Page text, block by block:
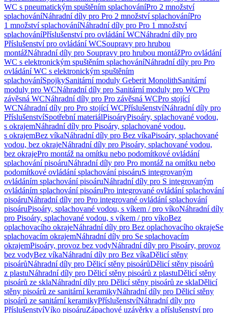
WC s pneumatickým spuštěním splachováníPro 2 množství
splachováníNáhradní díly pro Pro 2 množství splachováníPro
1 množství splachováníNáhradní díly pro Pro 1 množství
splachováníPříslušenství pro ovládání WCNáhradní díly pro
Příslušenství pro ovládání WCSoupravy pro hrubou
montážNáhradní díly pro Soupravy pro hrubou montážPro ovládání
WC s elektronickým spuštěním splachováníNáhradní díly pro Pro
ovládání WC s elektronickým spuštěním
splachováníSpojkySanitární moduly Geberit MonolithSanitární
moduly pro WCNáhradní díly pro Sanitární moduly pro WCPro
závěsná WCNáhradní díly pro Pro závěsná WCPro stojící
WCNáhradní díly pro Pro stojící WCPříslušenstvíNáhradní díly pro
PříslušenstvíSpotřební materiálPisoáryPisoáry, splachované vodou,
s okrajemNáhradní díly pro Pisoáry, splachované vodou,
s okrajemBez víkaNáhradní díly pro Bez víkaPisoáry, splachované
vodou, bez okrajeNáhradní díly pro Pisoáry, splachované vodou,
bez okrajePro montáž na omítku nebo podomítkové ovládání
splachování pisoáruNáhradní díly pro Pro montáž na omítku nebo
podomítkové ovládání splachování pisoáruS integrovaným
ovládáním splachování pisoáruNáhradní díly pro S integrovaným
ovládáním splachování pisoáruPro integrované ovládání splachování
pisoáruNáhradní díly pro Pro integrované ovládání splachování
pisoáruPisoáry, splachované vodou, s víkem / pro víkoNáhradní díly
pro Pisoáry, splachované vodou, s víkem / pro víkoBez
oplachovacího okrajeNáhradní díly pro Bez oplachovacího okrajeSe
splachovacím okrajemNáhradní díly pro Se splachovacím
okrajemPisoáry, provoz bez vodyNáhradní díly pro Pisoáry, provoz
bez vodyBez víkaNáhradní díly pro Bez víkaDělicí stěny
pisoárůNáhradní díly pro Dělicí stěny pisoárůDělicí stěny pisoárů
z plastuNáhradní díly pro Dělicí stěny pisoárů z plastuDělicí stěny
pisoárů ze sklaNáhradní díly pro Dělicí stěny pisoárů ze sklaDělicí
stěny pisoárů ze sanitární keramikyNáhradní díly pro Dělicí stěny
pisoárů ze sanitární keramikyPříslušenstvíNáhradní díly pro
PříslušenstvíVíko pisoáruZápachové uzávěrky a příslušenství pro